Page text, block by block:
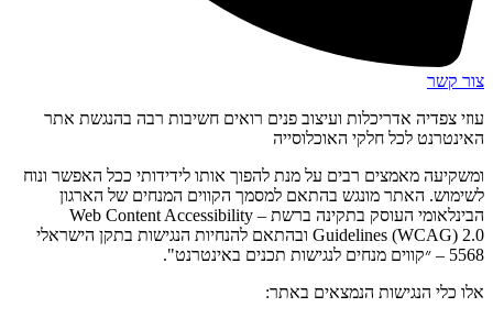
צור קשר
עוזי צפדיה אדריכלות ועיצוב פנים רואים חשיבות רבה בהנגשת אתר
האינטרנט לכל חלקי האוכלוסייה
ומשקיעה מאמצים רבים על מנת להפוך אותו לידידותי ככל האפשר ונוח
לשימוש. האתר מונגש בהתאם למסמך הקווים המנחים של הארגון
הבינלאומי העוסק בתקינה ברשת – Web Content Accessibility
Guidelines (WCAG) 2.0 ובהתאם להנחיות הנגישות בתקן הישראלי
5568 – ״קווים מנחים לנגישות תכנים באינטרנט".
אלו כלי הנגישות הנמצאים באתר: